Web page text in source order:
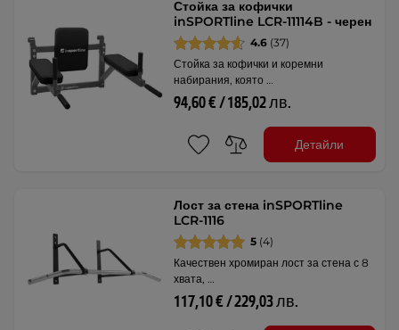
Стойка за кофички
inSPORTline LCR-11114B - черен
4.6 (37)
Стойка за кофички и коремни
набирания, която …
94,60 € / 185,02 лв.
Детайли
Лост за стена inSPORTline
LCR-1116
5 (4)
Качествен хромиран лост за стена с 8
хвата, …
117,10 € / 229,03 лв.